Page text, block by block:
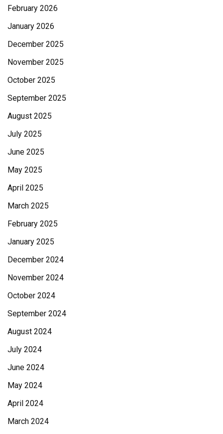
February 2026
January 2026
December 2025
November 2025
October 2025
September 2025
August 2025
July 2025
June 2025
May 2025
April 2025
March 2025
February 2025
January 2025
December 2024
November 2024
October 2024
September 2024
August 2024
July 2024
June 2024
May 2024
April 2024
March 2024